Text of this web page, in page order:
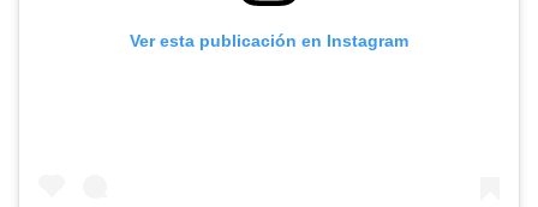
Ver esta publicación en Instagram